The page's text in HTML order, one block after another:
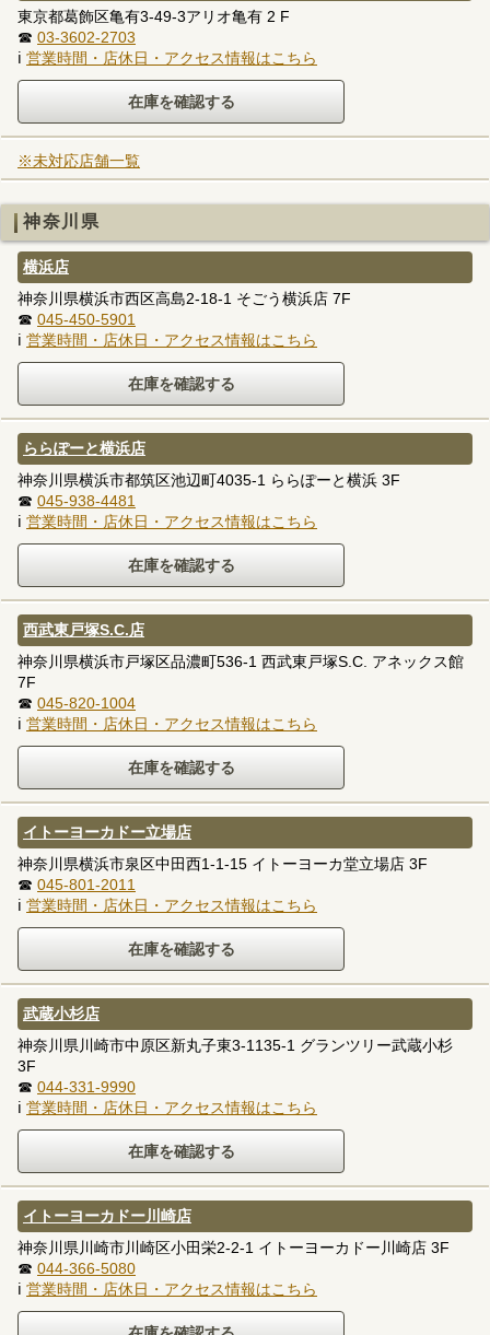
東京都葛飾区亀有3-49-3アリオ亀有 2 F
☎ 03-3602-2703
ℹ 営業時間・店休日・アクセス情報はこちら
※未対応店舗一覧
神奈川県
横浜店
神奈川県横浜市西区高島2-18-1 そごう横浜店 7F
☎ 045-450-5901
ℹ 営業時間・店休日・アクセス情報はこちら
ららぽーと横浜店
神奈川県横浜市都筑区池辺町4035-1 ららぽーと横浜 3F
☎ 045-938-4481
ℹ 営業時間・店休日・アクセス情報はこちら
西武東戸塚S.C.店
神奈川県横浜市戸塚区品濃町536-1 西武東戸塚S.C. アネックス館
7F
☎ 045-820-1004
ℹ 営業時間・店休日・アクセス情報はこちら
イトーヨーカドー立場店
神奈川県横浜市泉区中田西1-1-15 イトーヨーカ堂立場店 3F
☎ 045-801-2011
ℹ 営業時間・店休日・アクセス情報はこちら
武蔵小杉店
神奈川県川崎市中原区新丸子東3-1135-1 グランツリー武蔵小杉
3F
☎ 044-331-9990
ℹ 営業時間・店休日・アクセス情報はこちら
イトーヨーカドー川崎店
神奈川県川崎市川崎区小田栄2-2-1 イトーヨーカドー川崎店 3F
☎ 044-366-5080
ℹ 営業時間・店休日・アクセス情報はこちら